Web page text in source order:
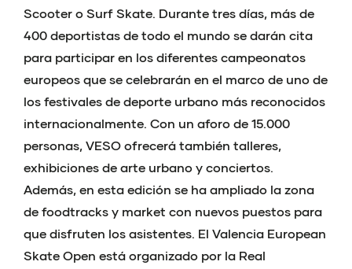
Scooter o Surf Skate. Durante tres días, más de
400 deportistas de todo el mundo se darán cita
para participar en los diferentes campeonatos
europeos que se celebrarán en el marco de uno de
los festivales de deporte urbano más reconocidos
internacionalmente. Con un aforo de 15.000
personas, VESO ofrecerá también talleres,
exhibiciones de arte urbano y conciertos.
Además, en esta edición se ha ampliado la zona
de foodtracks y market con nuevos puestos para
que disfruten los asistentes. El Valencia European
Skate Open está organizado por la Real